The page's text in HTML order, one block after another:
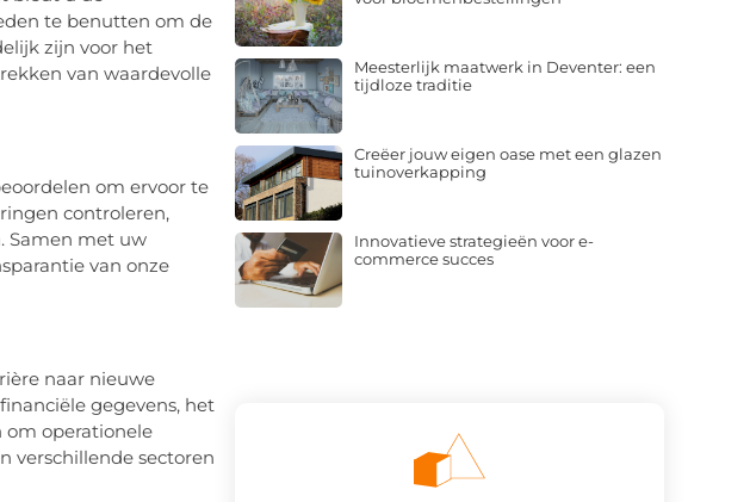
te benutten om de
zijn voor het
van waardevolle
om ervoor te
controleren,
Samen met uw
van onze
naar nieuwe
gegevens, het
om operationele
verschillende sectoren
Meesterlijk maatwerk in Deventer: een
tijdloze traditie
Creëer jouw eigen oase met een glazen
tuinoverkapping
Innovatieve strategieën voor e-
commerce succes